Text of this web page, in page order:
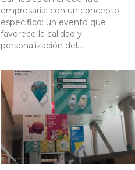
empresarial con un concepto
específico: un evento que
favorece la calidad y
personalización del...